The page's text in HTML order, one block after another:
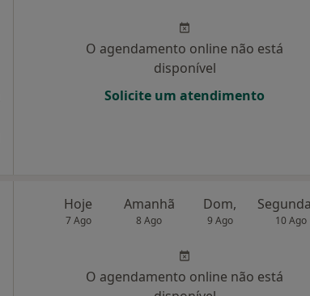
O agendamento online não está
disponível
Solicite um atendimento
Hoje
7 Ago
Amanhã
8 Ago
Dom,
9 Ago 10 Ago
O agendamento online não está